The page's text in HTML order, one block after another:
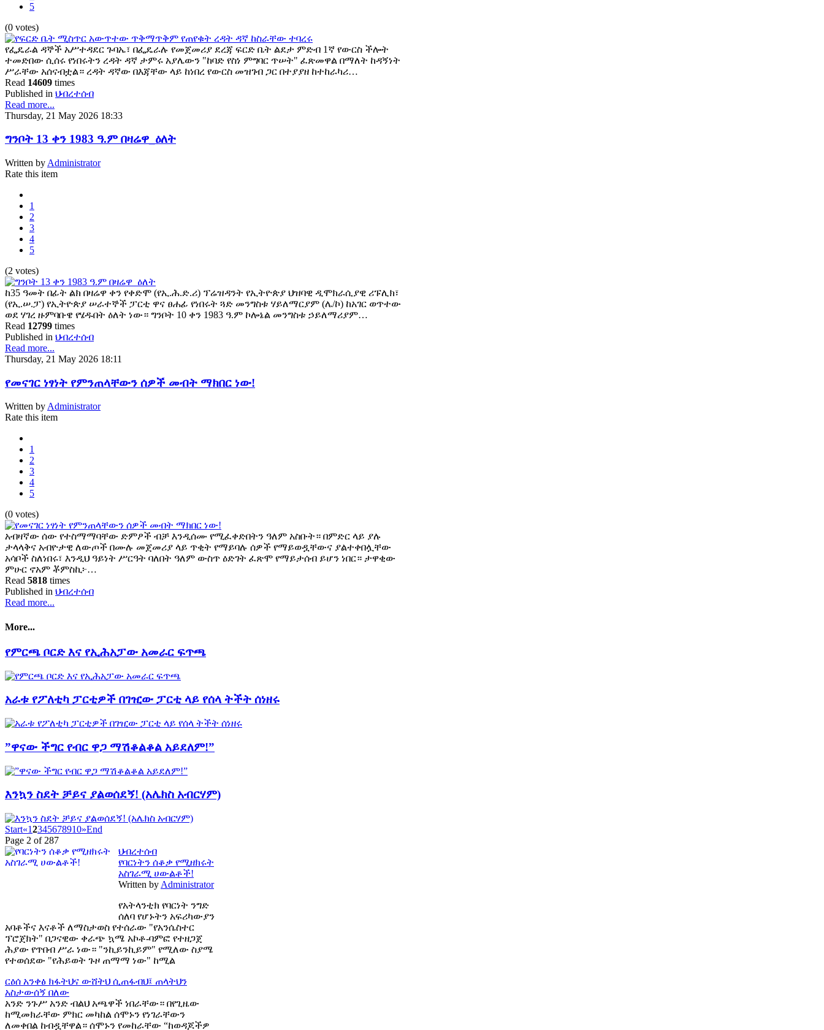
5
(0 votes)
የፌዴራል ዳኞች አሥተዳደር ጉባኤ፣ በፌዴራሉ የመጀመሪያ ደረጃ ፍርድ ቤት ልደታ ምድብ 1ኛ የውርስ ችሎት
ተመድበው ሲሰሩ የነበሩትን ረዳት ዳኛ ታምሩ አያሌውን "ከባድ የስነ ምግባር ጥሠት" ፈጽመዋል በማለት ከዳኝነት
ሥራቸው አሰናብቷል። ረዳት ዳኛው በእጃቸው ላይ ከነበረ የውርስ መዝገብ ጋር በተያያዘ ከተከራካሪ…
Read 14609 times
Published in ህብረተሰብ
Read more...
Thursday, 21 May 2026 18:33
ግንቦት 13 ቀን 1983 ዓ.ም በዛሬዋ_ዕለት
Written by Administrator
Rate this item
1
2
3
4
5
(2 votes)
ከ35 ዓመት በፊት ልክ በዛሬዋ ቀን የቀድሞ (የኢ.ሕ.ድ.ሪ) ፕሬዝዳንት የኢትዮጵያ ህዝባዊ ዲሞክራሲያዊ ሪፑሊክ፣
(የኢ.ሠ.ፓ) የኢትዮጵያ ሠራተኞች ፓርቲ ዋና ፀሐፊ የነበሩት ጓድ መንግስቱ ሃይለማርያም (ሌ/ኮ) ከአገር ወጥተው
ወደ ሃገረ ዙምባቡዌ የሄዱበት ዕለት ነው። ግንቦት 10 ቀን 1983 ዓ.ም ኮሎኔል መንግስቱ ኃይለማሪያም…
Read 12799 times
Published in ህብረተሰብ
Read more...
Thursday, 21 May 2026 18:11
የመናገር ነፃነት የምንጠላቸውን ሰዎች መብት ማክበር ነው!
Written byAdministrator
Rate this item
1
2
3
4
5
(0 votes)
አብዛኛው ሰው የተስማማባቸው ድምፆች ብቻ እንዲሰሙ የሚፈቀድበትን ዓለም አስቡት። በምድር ላይ ያሉ
ታላላቅና አብዮታዊ ለውጦች በሙሉ መጀመሪያ ላይ ጥቂት የማይባሉ ሰዎች የማይወዷቸውና ያልተቀበሏቸው
አሳቦች ስለነበሩ፣ እንዲህ ዓይነት ሥርዓት ባለበት ዓለም ውስጥ ዕድገት ፈጽሞ የማይታሰብ ይሆን ነበር። ታዋቂው
ምሁር ኖአም ቾምስኪ፦…
Read 5818 times
Published in ህብረተሰብ
Read more...
More...
የምርጫ ቦርድ እና የኢሕአፓው አመራር ፍጥጫ
አራቱ የፖለቲካ ፓርቲዎች በገዢው ፓርቲ ላይ የሰላ ትችት ሰነዘሩ
”ዋናው ችግር የብር ዋጋ ማሽቆልቆል አይደለም!”
እንኳን ስደት ቻይና ያልወሰደኝ! (አሌክስ አብርሃም)
Start«12345678910»End
Page 2 of 287
ህብረተሰብ
የባርነትን ሰቆቃ የሚዘክሩት
አስገራሚ ሀውልቶች!
Written by Administrator
የአትላንቲክ የባርነት ንግድ
ሰለባ የሆኑትን አፍሪካውያን
አባቶችና እናቶች ለማስታወስ የተሰራው "የአንሴስተር
ፕሮጀክት" በጋናዊው ቀራጭ ኳሜ አኮቶ-ባምፎ የተዘጋጀ
ሕያው የጥበብ ሥራ ነው። "ንኪይንኪይም" የሚለው ስያሜ
የተወሰደው "የሕይወት ጉዞ ጠማማ ነው" ከሚል
ርዕሰ አንቀፅ ክፋትህና ውሸትህ ሲጠፋብህ፤ ጠላትህን
አስታውሰኝ በለው
አንድ ንጉሥ አንድ ብልህ አጫዋች ነበራቸው። በየጊዜው
ከሚመክራቸው ምክር መካከል ሰሞኑን የነገራቸውን
ለመቀበል ከብዷቸዋል። ሰሞኑን የመከራቸው “ከወዳጆችዎ